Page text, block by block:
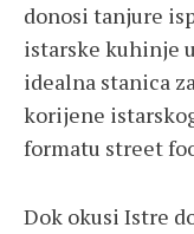
donosi tanjure
istarske kuhinje
idealna stanica
korijene
formatu street
Dok okusi Istre